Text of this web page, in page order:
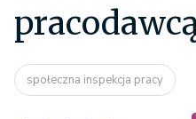
społeczna inspekcja pracy